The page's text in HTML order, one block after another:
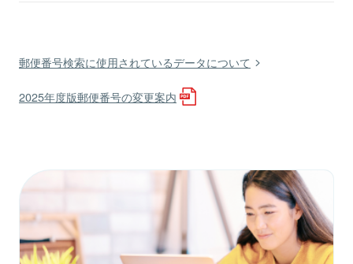
郵便番号検索に使用されているデータについて
2025年度版郵便番号の変更案内